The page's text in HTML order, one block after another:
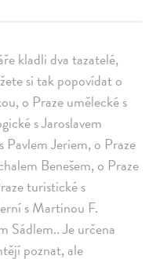
kladli dva tazatelé,
si tak popovídat o
o Praze umělecké s
s Jaroslavem
Pavlem Jeriem, o Praze
Benešem, o Praze
turistické s
s Martinou F.
Sádlem.. Je určena
poznat, ale